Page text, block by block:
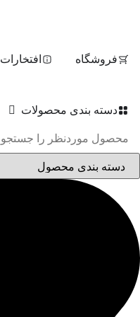
فروشگاه افتخارات
دسته بندی محصولات